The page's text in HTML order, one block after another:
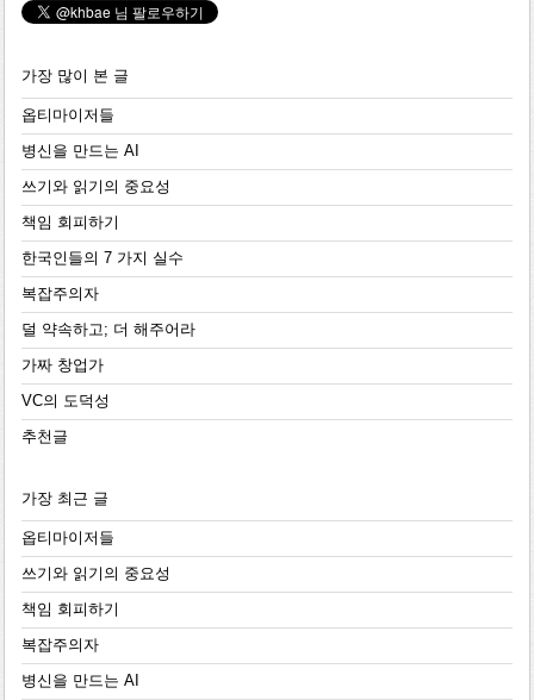
가장 많이 본 글
옵티마이저들
병신을 만드는 AI
쓰기와 읽기의 중요성
책임 회피하기
한국인들의 7 가지 실수
복잡주의자
덜 약속하고; 더 해주어라
가짜 창업가
VC의 도덕성
추천글
가장 최근 글
옵티마이저들
쓰기와 읽기의 중요성
책임 회피하기
복잡주의자
병신을 만드는 AI